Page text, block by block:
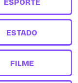
ESPORTE
ESTADO
FILME